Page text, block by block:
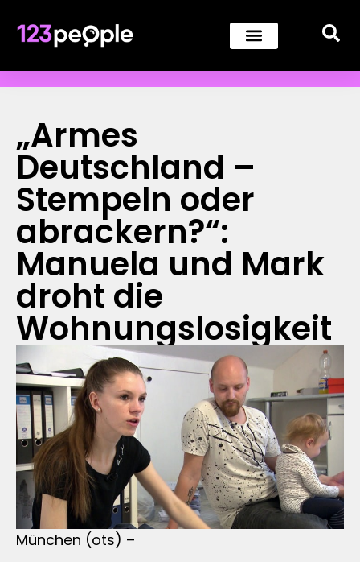
„Armes
Deutschland –
Stempeln oder
abrackern?“:
Manuela und Mark
droht die
Wohnungslosigkeit
München (ots) –